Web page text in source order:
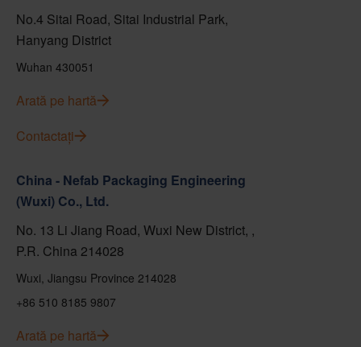
No.4 Sitai Road, Sitai Industrial Park,
Hanyang District
Wuhan 430051
Arată pe hartă
Contactați
China - Nefab Packaging Engineering
(Wuxi) Co., Ltd.
No. 13 Li Jiang Road, Wuxi New District, ,
P.R. China 214028
Wuxi, Jiangsu Province 214028
+86 510 8185 9807
Arată pe hartă